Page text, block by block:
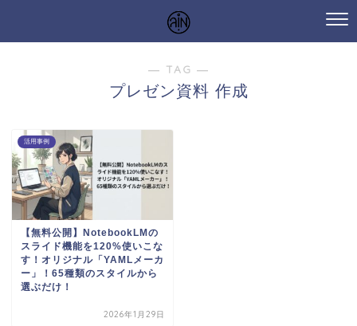
― TAG ―
プレゼン資料 作成
活用事例
【無料公開】NotebookLMの
スライド機能を120%使いこな
す！オリジナル「YAMLメーカ
ー」！65種類のスタイルから
選ぶだけ！
2026年1月29日